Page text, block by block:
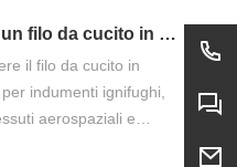
Come scegliere un filo da cucito in aramide?
il filo da cucito in
indumenti ignifughi,
aerospaziali e